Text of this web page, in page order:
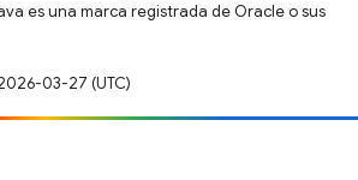
es una marca registrada de Oracle o sus
03-27 (UTC)